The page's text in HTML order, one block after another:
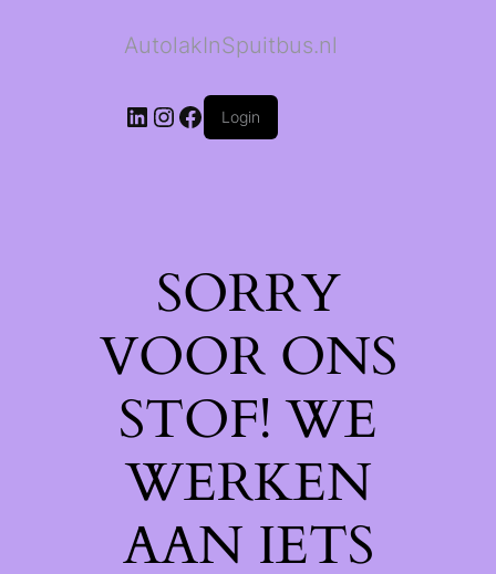
AutolakInSpuitbus.nl
LinkedIn
Instagram
Facebook
Login
SORRY
VOOR ONS
STOF! WE
WERKEN
AAN IETS